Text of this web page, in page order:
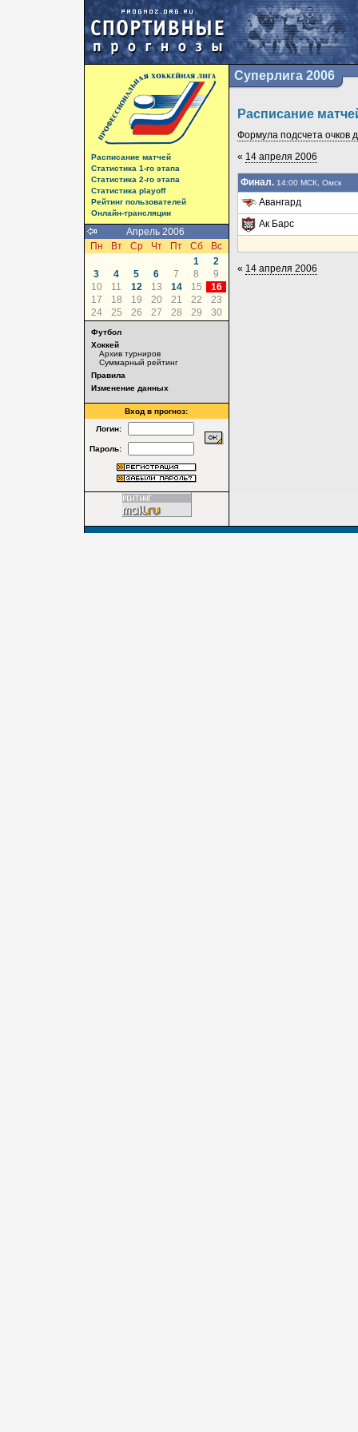
Расписание матчей
Статистика 1-го этапа
Статистика 2-го этапа
Статистика playoff
Рейтинг пользователей
Онлайн-трансляции
Апрель 2006
Пн
Вт Ср Чт Пт Сб
Вс
1
2
3
4 5 6 7 8
9
10
11 12 13 14 15
16
17
18 19 20 21 22
23
24
25 26 27 28 29 30
Футбол
Хоккей
Архив турниров
Суммарный рейтинг
Правила
Изменение данных
Вход в прогноз:
Логин:
Пароль:
Суперлига 2006
Расписание
Формула подсчета очков
« 14 апреля 2006
Финал. 14:00 МСК, Омск
Авангард
Ак Барс
« 14 апреля 2006